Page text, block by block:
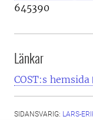
645390
Länkar
COST:s hemsida
SIDANSVARIG: LARS-